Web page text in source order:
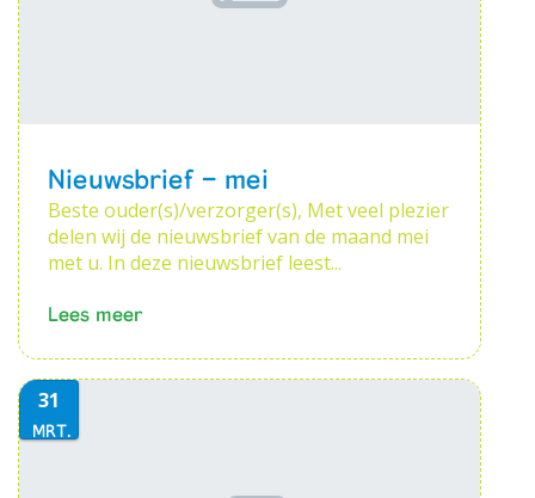
Nieuwsbrief - mei
Beste ouder(s)/verzorger(s), Met veel plezier
delen wij de nieuwsbrief van de maand mei
met u. In deze nieuwsbrief leest...
Lees meer
31
MRT.